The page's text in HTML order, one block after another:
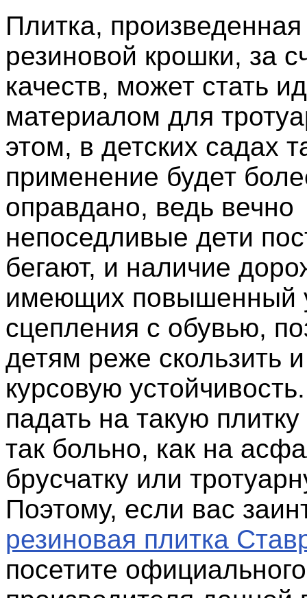
Плитка,
резиновой крошки, за
качеств, может стать
материалом для
этом, в детских садах
применение будет
оправдано, ведь вечно
непоседливые дети
бегают, и наличие
имеющих повышенный
сцепления с обувью,
детям реже скользить
курсовую
падать на такую
так больно, как на
брусчатку или
Поэтому, если вас
резиновая плитка
посетите официального